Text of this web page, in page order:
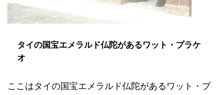
タイの国宝エメラルド仏陀があるワット・プラケ
オ
ここはタイの国宝エメラルド仏陀があるワット・プ